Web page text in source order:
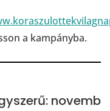
a kampányba.
novemb